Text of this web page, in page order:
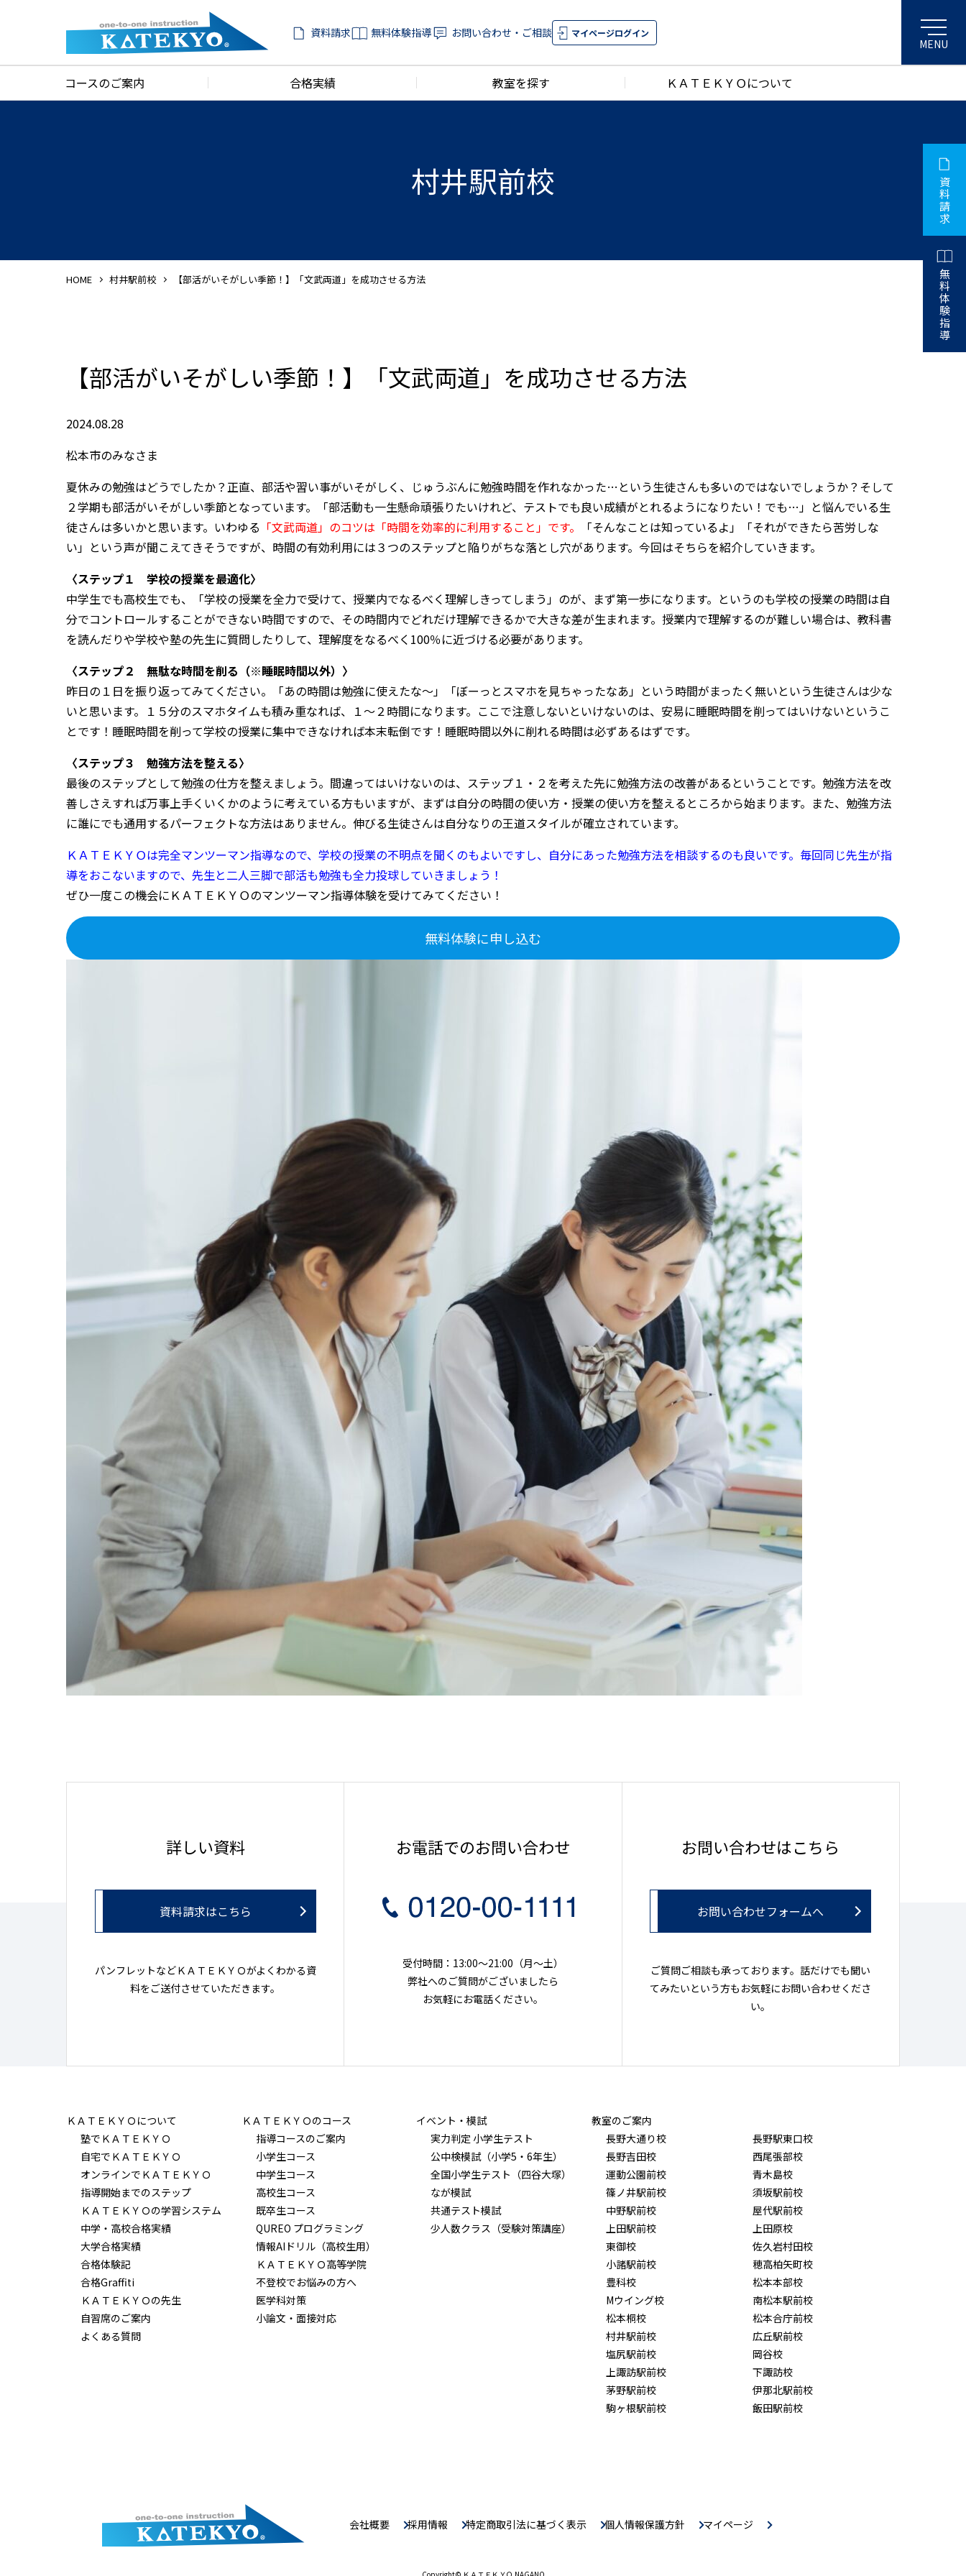
資料請求 無料体験指導 お問い合わせ・ご相談 マイページログイン
コースのご案内 合格実績 教室を探す ＫＡＴＥＫＹＯについて
村井駅前校
HOME 村井駅前校 【部活がいそがしい季節！】「文武両道」を成功させる方法
【部活がいそがしい季節！】「文武両道」を成功させる方法
2024.08.28
松本市のみなさま
夏休みの勉強はどうでしたか？正直、部活や習い事がいそがしく、じゅうぶんに勉強時間を作れなかった…という生徒さんも多いのではないでしょうか？そして
２学期も部活がいそがしい季節となっています。「部活動も一生懸命頑張りたいけれど、テストでも良い成績がとれるようになりたい！でも…」と悩んでいる生
徒さんは多いかと思います。いわゆる 「文武両道」のコツは「時間を効率的に利用すること」です。
「そんなことは知っているよ」「それができたら苦労しな
い」という声が聞こえてきそうですが、時間の有効利用には３つのステップと陥りがちな落とし穴があります。今回はそちらを紹介していきます。
〈ステップ１ 学校の授業を最適化〉
中学生でも高校生でも、「学校の授業を全力で受けて、授業内でなるべく理解しきってしまう」のが、まず第一歩になります。というのも学校の授業の時間は自
分でコントロールすることができない時間ですので、その時間内でどれだけ理解できるかで大きな差が生まれます。授業内で理解するのが難しい場合は、教科書
を読んだりや学校や塾の先生に質問したりして、理解度をなるべく100％に近づける必要があります。
〈ステップ２ 無駄な時間を削る（※睡眠時間以外）〉
昨日の１日を振り返ってみてください。「あの時間は勉強に使えたな～」「ぼーっとスマホを見ちゃったなあ」という時間がまったく無いという生徒さんは少な
いと思います。１５分のスマホタイムも積み重なれば、１～２時間になります。ここで注意しないといけないのは、安易に睡眠時間を削ってはいけないというこ
とです！睡眠時間を削って学校の授業に集中できなければ本末転倒です！睡眠時間以外に削れる時間は必ずあるはずです。
〈ステップ３ 勉強方法を整える〉
最後のステップとして勉強の仕方を整えましょう。間違ってはいけないのは、ステップ１・２を考えた先に勉強方法の改善があるということです。勉強方法を改
善しさえすれば万事上手くいくかのように考えている方もいますが、まずは自分の時間の使い方・授業の使い方を整えるところから始まります。また、勉強方法
に誰にでも通用するパーフェクトな方法はありません。伸びる生徒さんは自分なりの王道スタイルが確立されています。
ＫＡＴＥＫＹＯは完全マンツーマン指導なので、学校の授業の不明点を聞くのもよいですし、自分にあった勉強方法を相談するのも良いです。毎回同じ先生が指
導をおこないますので、先生と二人三脚で部活も勉強も全力投球していきましょう！
ぜひ一度この機会にＫＡＴＥＫＹＯのマンツーマン指導体験を受けてみてください！
無料体験に申し込む
詳しい資料
資料請求はこちら
パンフレットなどＫＡＴＥＫＹＯがよくわかる資
料をご送付させていただきます。
お電話でのお問い合わせ
受付時間：13:00～21:00（月〜土）
弊社へのご質問がございましたら
お気軽にお電話ください。
お問い合わせはこちら
お問い合わせフォームへ
ご質問ご相談も承っております。話だけでも聞い
てみたいという方もお気軽にお問い合わせくださ
い。
ＫＡＴＥＫＹＯについて
塾でＫＡＴＥＫＹＯ
自宅でＫＡＴＥＫＹＯ
オンラインでＫＡＴＥＫＹＯ
指導開始までのステップ
ＫＡＴＥＫＹＯの学習システム
中学・高校合格実績
大学合格実績
合格体験記
合格Graffiti
ＫＡＴＥＫＹＯの先生
自習席のご案内
よくある質問
ＫＡＴＥＫＹＯのコース
指導コースのご案内
小学生コース
中学生コース
高校生コース
既卒生コース
QUREO プログラミング
情報AIドリル（高校生用）
ＫＡＴＥＫＹＯ高等学院
不登校でお悩みの方へ
医学科対策
小論文・面接対応
イベント・模試
実力判定 小学生テスト
公中検模試（小学5・6年生）
全国小学生テスト（四谷大塚）
なが模試
共通テスト模試
少人数クラス（受験対策講座）
教室のご案内
長野大通り校
長野駅東口校
長野吉田校
西尾張部校
運動公園前校
青木島校
篠ノ井駅前校
須坂駅前校
中野駅前校
屋代駅前校
上田駅前校
上田原校
東御校
佐久岩村田校
小諸駅前校
穂高柏矢町校
豊科校
松本本部校
Mウイング校
南松本駅前校
松本桐校
松本合庁前校
村井駅前校
広丘駅前校
塩尻駅前校
岡谷校
上諏訪駅前校
下諏訪校
茅野駅前校
伊那北駅前校
駒ヶ根駅前校
飯田駅前校
会社概要 採用情報 特定商取引法に基づく表示 個人情報保護方針 マイページ
資
料
請
求
無
料
体
験
指
導